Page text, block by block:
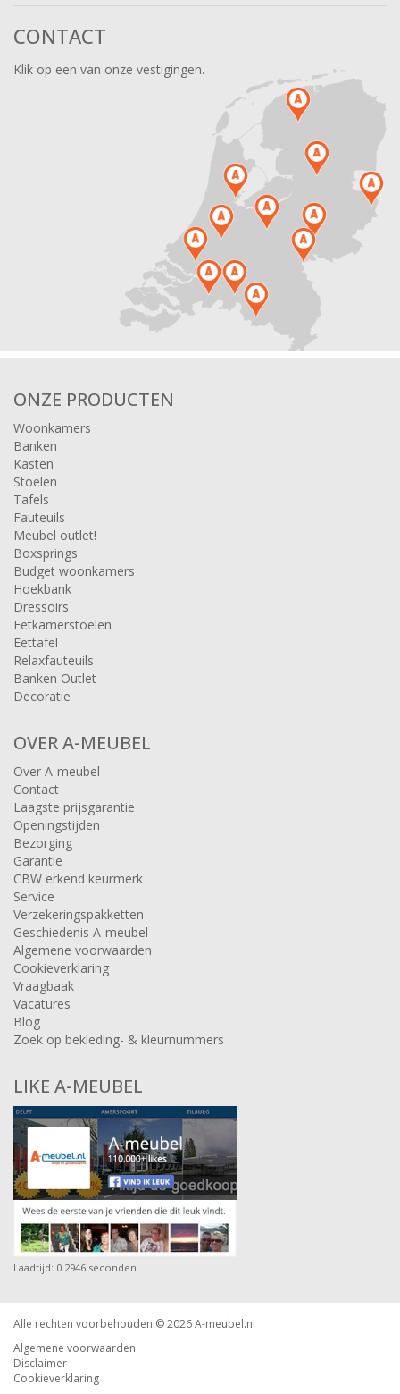
CONTACT
Klik op een van onze vestigingen.
ONZE PRODUCTEN
Woonkamers
Banken
Kasten
Stoelen
Tafels
Fauteuils
Meubel outlet!
Boxsprings
Budget woonkamers
Hoekbank
Dressoirs
Eetkamerstoelen
Eettafel
Relaxfauteuils
Banken Outlet
Decoratie
OVER A-MEUBEL
Over A-meubel
Contact
Laagste prijsgarantie
Openingstijden
Bezorging
Garantie
CBW erkend keurmerk
Service
Verzekeringspakketten
Geschiedenis A-meubel
Algemene voorwaarden
Cookieverklaring
Vraagbaak
Vacatures
Blog
Zoek op bekleding- & kleurnummers
LIKE A-MEUBEL
Laadtijd: 0.2946 seconden
Alle rechten voorbehouden © 2026A-meubel.nl
Algemene voorwaarden
Disclaimer
Cookieverklaring